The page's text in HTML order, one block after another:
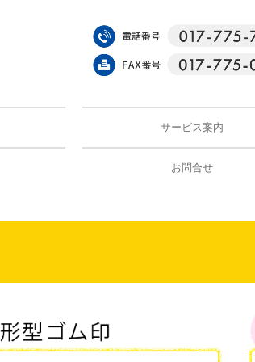
サービス案内
お問合せ